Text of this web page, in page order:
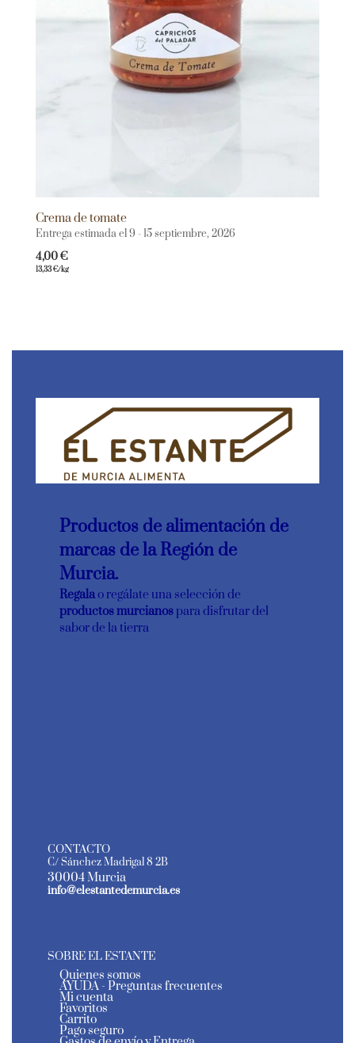
Crema de tomate
Entrega estimada el 9 - 15 septiembre, 2026
4,00€
13,33€/kg
Productos de alimentación de
marcas de la Región de
Murcia.
Regalao regálate una selección de
productos murcianospara disfrutar del
sabor de la tierra
CONTACTO
C/ Sánchez Madrigal 8 2B
30004 Murcia
info@elestantedemurcia.es
SOBRE EL ESTANTE
Quienes somos
AYUDA - Preguntas frecuentes
Mi cuenta
Favoritos
Carrito
Pago seguro